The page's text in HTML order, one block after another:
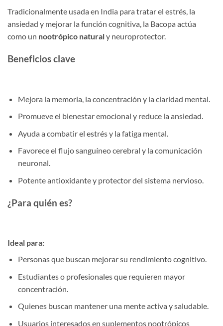
Tradicionalmente usada en India para tratar el estrés, la
ansiedad y mejorar la función cognitiva, la Bacopa actúa
como un nootrópico naturaly neuroprotector.
Beneficios clave
Mejora la memoria, la concentración y la claridad mental.
Promueve el bienestar emocional y reduce la ansiedad.
Ayuda a combatir el estrés y la fatiga mental.
Favorece el flujo sanguíneo cerebral y la comunicación
neuronal.
Potente antioxidante y protector del sistema nervioso.
¿Para quién es?
Ideal para:
Personas que buscan mejorar su rendimiento cognitivo.
Estudiantes o profesionales que requieren mayor
concentración.
Quienes buscan mantener una mente activa y saludable.
Usuarios interesados en suplementos nootrópicos